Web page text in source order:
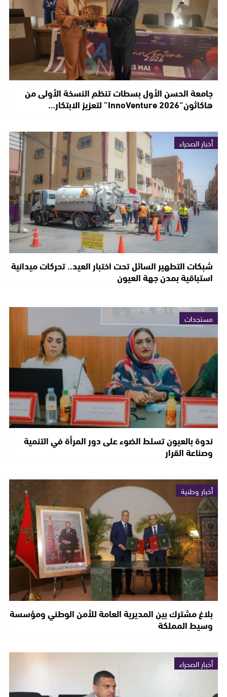
جامعة الحسن الأول بسطات تنظم النسخة الأولى من
هاكاثون“InnoVenture 2026” لتعزيز الابتكار…
أخبار الصحراء
شبكات التطهير السائل تحت اختبار العيد.. تحركات ميدانية
استباقية بمدن جهة العيون
مستجدات
ندوة بالعيون تسلط الضوء على دور المرأة في التنمية
وصناعة القرار
أخبار وطنية
بلاغ مشترك بين المديرية العامة للأمن الوطني ومؤسسة
وسيط المملكة
أخبار الصحراء